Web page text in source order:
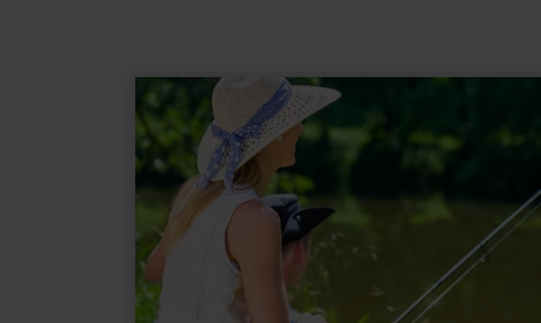
meer
informatie
over:
Vissen
-
Dohm
Lammersdorf